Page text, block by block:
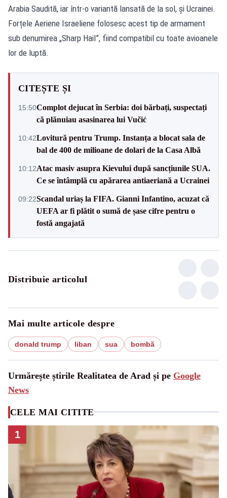
Arabia Saudită, iar într-o variantă lansată de la sol, și Ucrainei.
Forțele Aeriene Israeliene folosesc acest tip de armament
sub denumirea „Sharp Hail”, fiind compatibil cu toate avioanele
lor de luptă.
CITEȘTE ȘI
15:50Complot dejucat în Serbia: doi bărbați, suspectați
că plănuiau asasinarea lui Vučić
10:42Lovitură pentru Trump. Instanța a blocat sala de
bal de 400 de milioane de dolari de la Casa Albă
10:12Atac masiv asupra Kievului după sancțiunile SUA.
Ce se întâmplă cu apărarea antiaeriană a Ucrainei
09:22Scandal uriaș la FIFA. Gianni Infantino, acuzat că
UEFA ar fi plătit o sumă de șase cifre pentru o
fostă angajată
Distribuie articolul
Mai multe articole despre
donald trump liban sua bombă
Urmărește știrile Realitatea de Arad și pe Google
News
CELE MAI CITITE
1